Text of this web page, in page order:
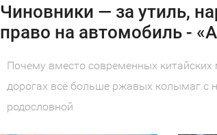
Чиновники — за утиль,
право на автомобиль -
Почему вместо современных китайских
дорогах всё больше ржавых колымаг с
родословной